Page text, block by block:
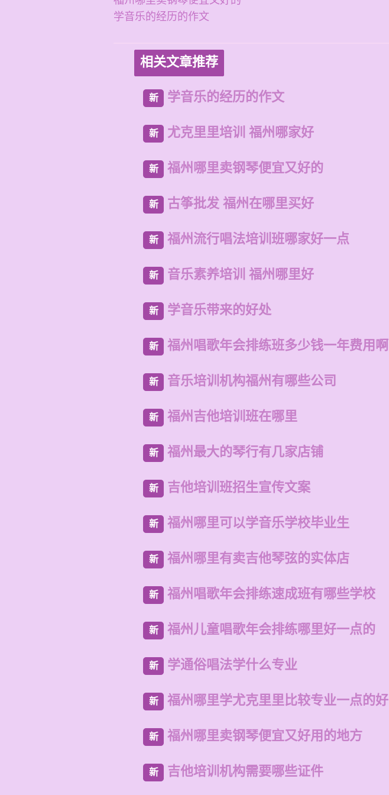
学音乐的经历的作文
相关文章推荐
新 学音乐的经历的作文
新 尤克里里培训 福州哪家好
新 福州哪里卖钢琴便宜又好的
新 古筝批发 福州在哪里买好
新 福州流行唱法培训班哪家好一点
新 音乐素养培训 福州哪里好
新 学音乐带来的好处
新 福州唱歌年会排练班多少钱一年费用啊
新 音乐培训机构福州有哪些公司
新 福州吉他培训班在哪里
新 福州最大的琴行有几家店铺
新 吉他培训班招生宣传文案
新 福州哪里可以学音乐学校毕业生
新 福州哪里有卖吉他琴弦的实体店
新 福州唱歌年会排练速成班有哪些学校
新 福州儿童唱歌年会排练哪里好一点的
新 学通俗唱法学什么专业
新 福州哪里学尤克里里比较专业一点的好
新 福州哪里卖钢琴便宜又好用的地方
新 吉他培训机构需要哪些证件